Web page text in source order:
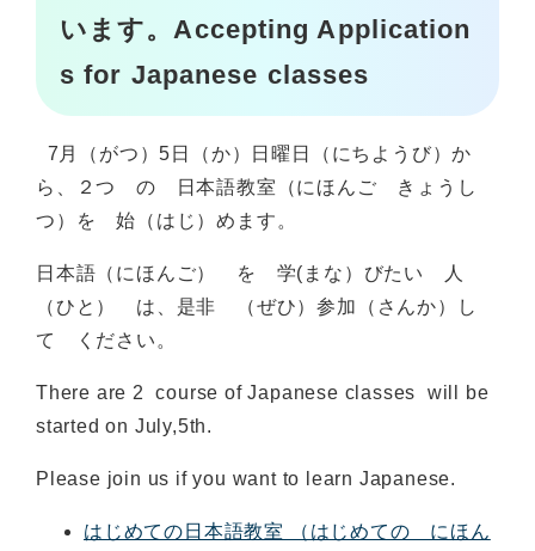
います。Accepting Application
s for Japanese classes
7月（がつ）5日（か）日曜日（にちようび）か
ら、２つ の 日本語教室（にほんご きょうし
つ）を 始（はじ）めます。
日本語（にほんご） を 学(まな）びたい 人
（ひと） は、是非 （ぜひ）参加（さんか）し
て ください。
There are 2 course of Japanese classes will be
started on July,5th.
Please join us if you want to learn Japanese.
はじめての日本語教室 （はじめての にほん